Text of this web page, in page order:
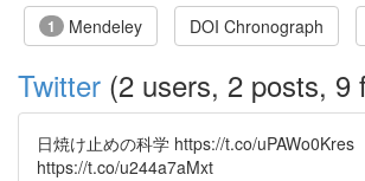
1 Mendeley DOI Chronograph
Twitter (2 users, 2 posts, 9
日焼け止めの科学 https://t.co/uPAWo0Kres
https://t.co/u244a7aMxt